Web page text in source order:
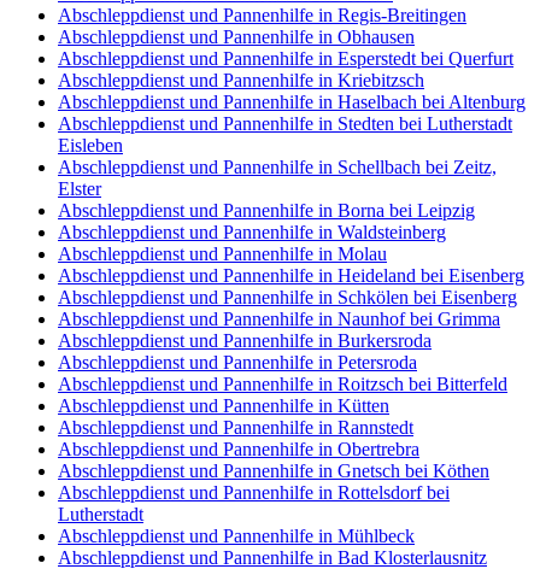
Abschleppdienst und Pannenhilfe in Regis-Breitingen
Abschleppdienst und Pannenhilfe in Obhausen
Abschleppdienst und Pannenhilfe in Esperstedt bei Querfurt
Abschleppdienst und Pannenhilfe in Kriebitzsch
Abschleppdienst und Pannenhilfe in Haselbach bei Altenburg
Abschleppdienst und Pannenhilfe in Stedten bei Lutherstadt
Eisleben
Abschleppdienst und Pannenhilfe in Schellbach bei Zeitz,
Elster
Abschleppdienst und Pannenhilfe in Borna bei Leipzig
Abschleppdienst und Pannenhilfe in Waldsteinberg
Abschleppdienst und Pannenhilfe in Molau
Abschleppdienst und Pannenhilfe in Heideland bei Eisenberg
Abschleppdienst und Pannenhilfe in Schkölen bei Eisenberg
Abschleppdienst und Pannenhilfe in Naunhof bei Grimma
Abschleppdienst und Pannenhilfe in Burkersroda
Abschleppdienst und Pannenhilfe in Petersroda
Abschleppdienst und Pannenhilfe in Roitzsch bei Bitterfeld
Abschleppdienst und Pannenhilfe in Kütten
Abschleppdienst und Pannenhilfe in Rannstedt
Abschleppdienst und Pannenhilfe in Obertrebra
Abschleppdienst und Pannenhilfe in Gnetsch bei Köthen
Abschleppdienst und Pannenhilfe in Rottelsdorf bei
Lutherstadt
Abschleppdienst und Pannenhilfe in Mühlbeck
Abschleppdienst und Pannenhilfe in Bad Klosterlausnitz